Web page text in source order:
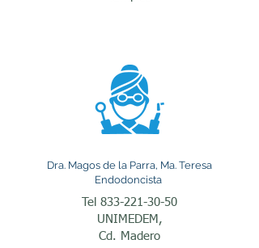
aparecer de manera
espontánea. En muchos
casos, estos síntomas
indican una inflamación o
infección de la pulpa
dental que requiere
tratamiento especializado
Dra. Magos de la Parra, Ma. Teresa
Endodoncista
Tel 833-221-30-50
UNIMEDEM,
Cd. Madero